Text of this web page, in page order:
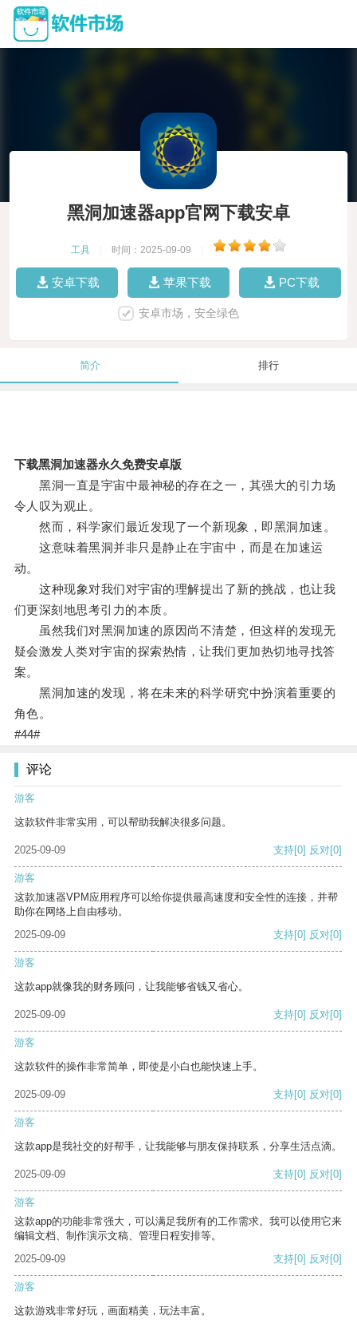
黑洞加速器app官网下载安卓
工具 时间：2025-09-09
安卓下载 苹果下载 PC下载
安卓市场，安全绿色
简介 排行
下载黑洞加速器永久免费安卓版
黑洞一直是宇宙中最神秘的存在之一，其强大的引力场
令人叹为观止。
然而，科学家们最近发现了一个新现象，即黑洞加速。
这意味着黑洞并非只是静止在宇宙中，而是在加速运
动。
这种现象对我们对宇宙的理解提出了新的挑战，也让我
们更深刻地思考引力的本质。
虽然我们对黑洞加速的原因尚不清楚，但这样的发现无
疑会激发人类对宇宙的探索热情，让我们更加热切地寻找答
案。
黑洞加速的发现，将在未来的科学研究中扮演着重要的
角色。
#44#
评论
游客
这款软件非常实用，可以帮助我解决很多问题。
2025-09-09 支持[0] 反对[0]
游客
这款加速器VPM应用程序可以给你提供最高速度和安全性的连接，并帮
助你在网络上自由移动。
2025-09-09
支持[0] 反对[0]
游客
这款app就像我的财务顾问，让我能够省钱又省心。
2025-09-09 支持[0] 反对[0]
游客
这款软件的操作非常简单，即使是小白也能快速上手。
2025-09-09 支持[0] 反对[0]
游客
这款app是我社交的好帮手，让我能够与朋友保持联系，分享生活点滴。
2025-09-09 支持[0] 反对[0]
游客
这款app的功能非常强大，可以满足我所有的工作需求。我可以使用它来
编辑文档、制作演示文稿、管理日程安排等。
2025-09-09
支持[0] 反对[0]
游客
这款游戏非常好玩，画面精美，玩法丰富。